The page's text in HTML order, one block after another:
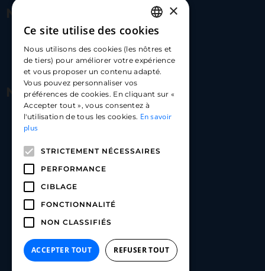
Nous contacter
hello@carloapp.com
Nous suivre
Carlo App | Instagram
Carlo App | Linkedin
FRENCH
ENGLISH
SPANISH
×
Ce site utilise des cookies
Nous utilisons des cookies (les nôtres et
de tiers) pour améliorer votre expérience
et vous proposer un contenu adapté.
Vous pouvez personnaliser vos
préférences de cookies. En cliquant sur «
Accepter tout », vous consentez à
l'utilisation de tous les cookies. En savoir
plus
STRICTEMENT NÉCESSAIRES
PERFORMANCE
CIBLAGE
FONCTIONNALITÉ
NON CLASSIFIÉS
ACCEPTER TOUT REFUSER TOUT